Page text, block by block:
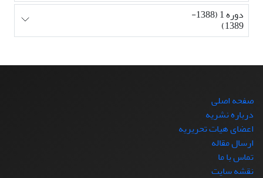
دوره 1 (1388-
1389)
صفحه اصلی
درباره نشریه
اعضای هیات تحریریه
ارسال مقاله
تماس با ما
نقشه سایت